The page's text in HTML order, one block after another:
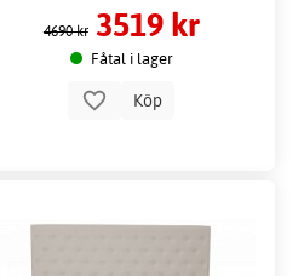
4690 kr 3519 kr
Fåtal i lager
Köp